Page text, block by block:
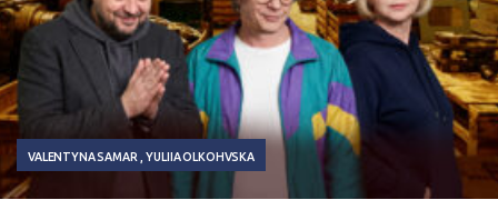
VALENTYNA SAMAR YULIIA OLKOHVSKA